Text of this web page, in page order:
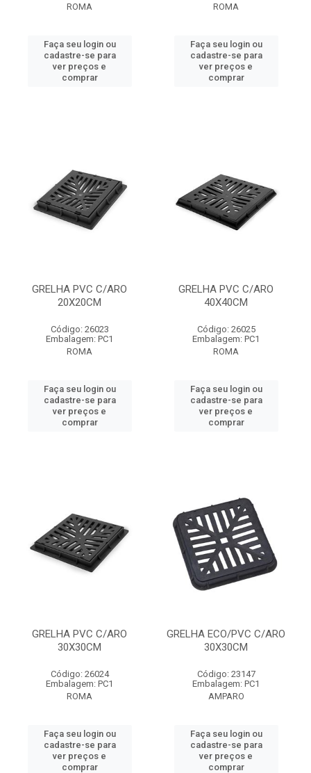
ROMA
Faça seu login ou
cadastre-se para
ver preços e
comprar
ROMA
Faça seu login ou
cadastre-se para
ver preços e
comprar
GRELHA PVC C/ARO
20X20CM
Código: 26023
Embalagem: PC1
ROMA
Faça seu login ou
cadastre-se para
ver preços e
comprar
GRELHA PVC C/ARO
40X40CM
Código: 26025
Embalagem: PC1
ROMA
Faça seu login ou
cadastre-se para
ver preços e
comprar
GRELHA PVC C/ARO
30X30CM
Código: 26024
Embalagem: PC1
ROMA
Faça seu login ou
cadastre-se para
ver preços e
comprar
GRELHA ECO/PVC C/ARO
30X30CM
Código: 23147
Embalagem: PC1
AMPARO
Faça seu login ou
cadastre-se para
ver preços e
comprar